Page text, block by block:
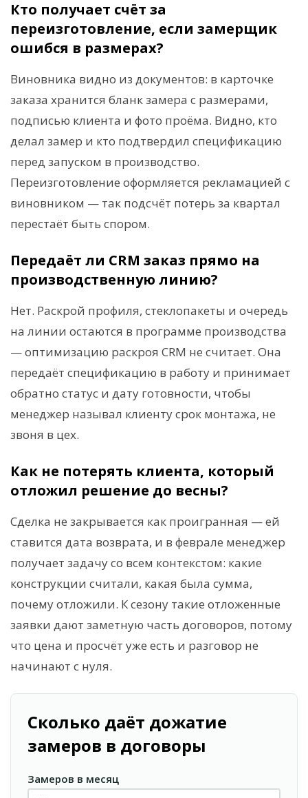
Кто получает счёт за
переизготовление, если замерщик
ошибся в размерах?
Виновника видно из документов: в карточке
заказа хранится бланк замера с размерами,
подписью клиента и фото проёма. Видно, кто
делал замер и кто подтвердил спецификацию
перед запуском в производство.
Переизготовление оформляется рекламацией с
виновником — так подсчёт потерь за квартал
перестаёт быть спором.
Передаёт ли CRM заказ прямо на
производственную линию?
Нет. Раскрой профиля, стеклопакеты и очередь
на линии остаются в программе производства
— оптимизацию раскроя CRM не считает. Она
передаёт спецификацию в работу и принимает
обратно статус и дату готовности, чтобы
менеджер называл клиенту срок монтажа, не
звоня в цех.
Как не потерять клиента, который
отложил решение до весны?
Сделка не закрывается как проигранная — ей
ставится дата возврата, и в феврале менеджер
получает задачу со всем контекстом: какие
конструкции считали, какая была сумма,
почему отложили. К сезону такие отложенные
заявки дают заметную часть договоров, потому
что цена и просчёт уже есть и разговор не
начинают с нуля.
Сколько даёт дожатие
замеров в договоры
Замеров в месяц